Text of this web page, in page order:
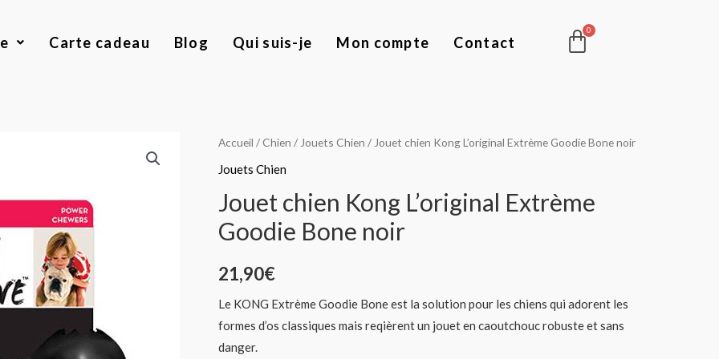
Carte cadeau Blog Qui suis-je Mon compte Contact Panier
Accueil /Chien / Jouets Chien / Jouet chien Kong L’original Extrème Goodie Bone noir
Jouets Chien
Jouet chien Kong L’original Extrème
Goodie Bone noir
21,90€
Le KONG Extrème Goodie Bone est la solution pour les chiens qui adorent les
formes d’os classiques mais reqièrent un jouet en caoutchouc robuste et sans
danger.
quantité
de
chien
Kong
Extrème